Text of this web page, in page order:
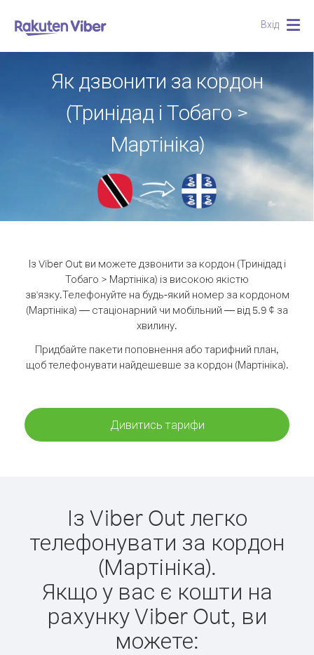
Вхід
Як дзвонити за кордон
(Тринідад і Тобаго >
Мартініка)
Із Viber Out ви можете дзвонити за кордон (Тринідад і
Тобаго > Мартініка) із високою якістю
зв'язку.Телефонуйте на будь-який номер за кордоном
(Мартініка) — стаціонарний чи мобільний — від 5.9 ¢ за
хвилину.
Придбайте пакети поповнення або тарифний план,
щоб телефонувати найдешевше за кордон (Мартініка).
Дивитись тарифи
Із Viber Out легко
телефонувати за кордон
(Мартініка).
Якщо у вас є кошти на
рахунку Viber Out, ви
можете: